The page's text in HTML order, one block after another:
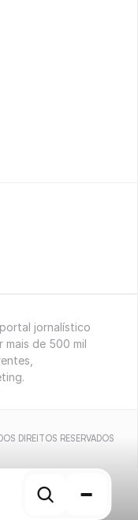
jornalístico
mais de 500 mil
DIREITOS RESERVADOS